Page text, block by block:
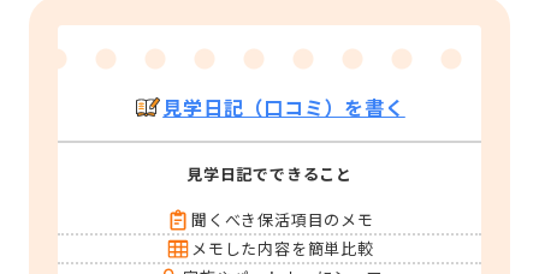
見学日記（口コミ）を書く
見学日記でできること
聞くべき保活項目のメモ
メモした内容を簡単比較